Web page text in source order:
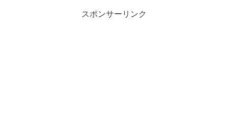
スポンサーリンク